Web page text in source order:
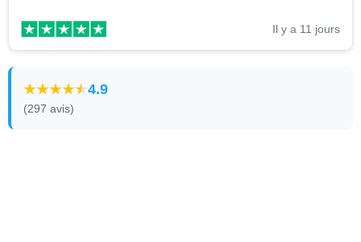
Il y a 11 jours
4.9
(297 avis)